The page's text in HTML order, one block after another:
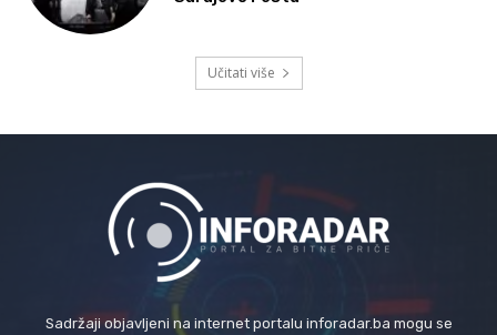
Učitati više
Sadržaji objavljeni na internet portalu inforadar.ba mogu se